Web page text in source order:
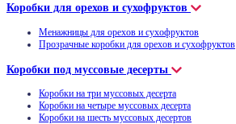
Коробки для орехов и сухофруктов
Менажницы для орехов и сухофруктов
Прозрачные коробки для орехов и сухофруктов
Коробки под муссовые десерты
Коробки на три муссовых десерта
Коробки на четыре муссовых десерта
Коробки на шесть муссовых десертов